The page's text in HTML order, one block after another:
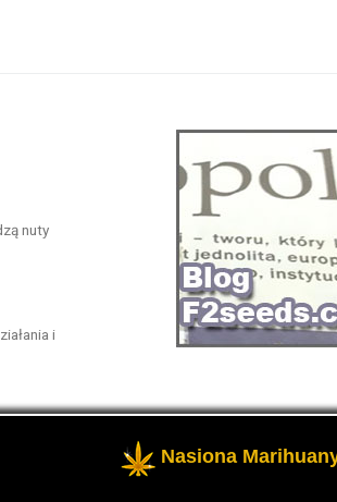
nuty
i
- Opowiemy Ci na naszym blogu
Nasiona